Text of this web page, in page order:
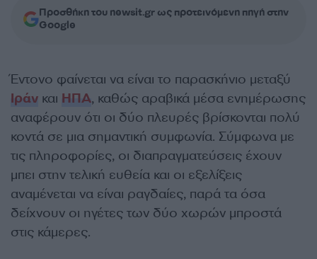
Προσθήκη του newsit.gr ως προτεινόμενη πηγή στην
Google
Έντονο φαίνεται να είναι το παρασκήνιο μεταξύ
Ιράν και ΗΠΑ, καθώς αραβικά μέσα ενημέρωσης
αναφέρουν ότι οι δύο πλευρές βρίσκονται πολύ
κοντά σε μια σημαντική συμφωνία. Σύμφωνα με
τις πληροφορίες, οι διαπραγματεύσεις έχουν
μπει στην τελική ευθεία και οι εξελίξεις
αναμένεται να είναι ραγδαίες, παρά τα όσα
δείχνουν οι ηγέτες των δύο χωρών μπροστά
στις κάμερες.